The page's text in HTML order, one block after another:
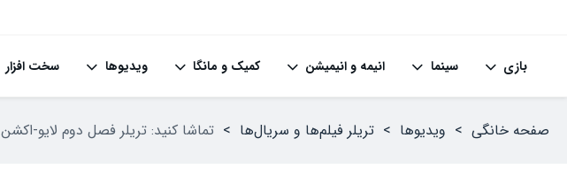
بازی سینما انیمه و انیمیشن کمیک و مانگا ویدیوها سخت افزار
صفحه خانگی > ویدیوها > تریلر فیلم‌ها و سریال‌ها > تماشا کنید: تریلر فصل دوم لایو-اکشن One Piece با معرفی شخصیت Chopper همراه است؛ پخش در سال ۲۰۲۶